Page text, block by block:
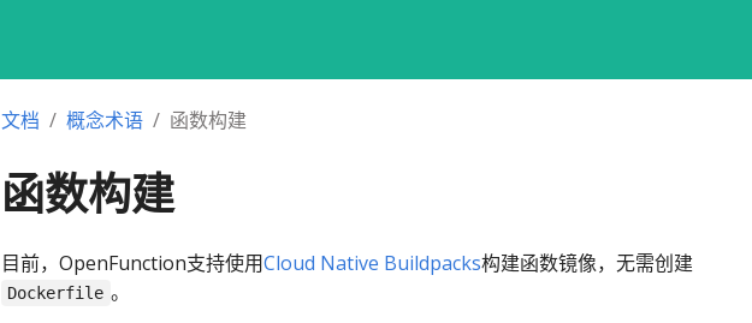
文档 概念术语 函数构建
函数构建
目前，OpenFunction支持使用Cloud Native Buildpacks构建函数镜像，无需创建
Dockerfile 。